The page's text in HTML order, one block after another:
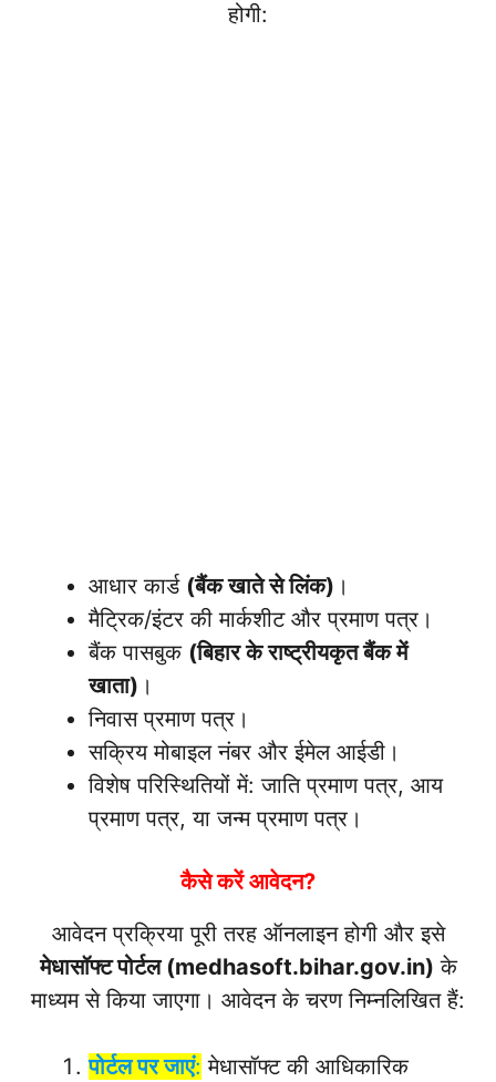
होगी:
आधार कार्ड (बैंक खाते से लिंक) ।
मैट्रिक/इंटर की मार्कशीट और प्रमाण पत्र।
बैंक पासबुक (बिहार के राष्ट्रीयकृत बैंक में
खाता) ।
निवास प्रमाण पत्र।
सक्रिय मोबाइल नंबर और ईमेल आईडी।
विशेष परिस्थितियों में: जाति प्रमाण पत्र, आय
प्रमाण पत्र, या जन्म प्रमाण पत्र।
कैसे करें आवेदन?
आवेदन प्रक्रिया पूरी तरह ऑनलाइन होगी और इसे
मेधासॉफ्ट पोर्टल (medhasoft.bihar.gov.in) के
माध्यम से किया जाएगा। आवेदन के चरण निम्नलिखित हैं:
पोर्टल पर जाएं: मेधासॉफ्ट की आधिकारिक